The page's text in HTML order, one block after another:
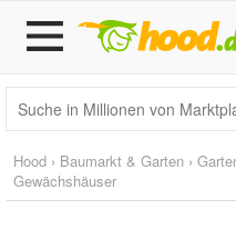
Hood › Baumarkt & Garten ›
Gewächshäuser